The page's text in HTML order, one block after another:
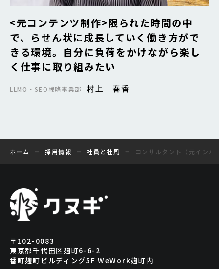
<元コンテンツ制作>限られた時間の中
で、らせん状に成長していく働き方がで
きる環境。自分に負荷をかけながら楽し
く仕事に取り組みたい
LLMO・SEO戦略事業部 村上 春香
ホーム − 採用情報 − 社員と社風 − コンサルタント（元イン
〒102-0083
東京都千代田区麹町6-6-2
番町麹町ビルディング5F WeWork麹町内